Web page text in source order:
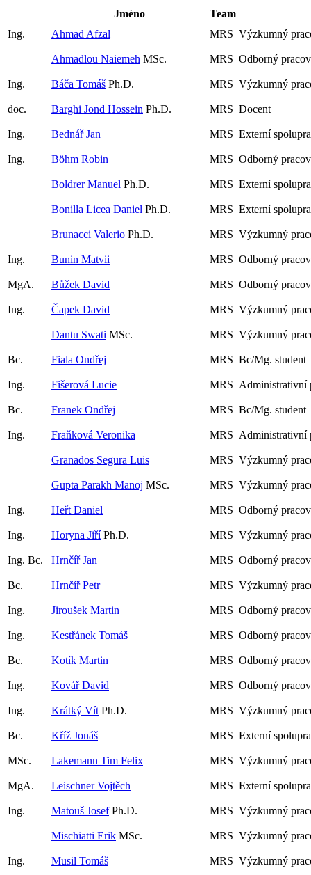
Jméno
Team
Ing.
Ahmad Afzal MRS Výzkumný
Ahmadlou Naiemeh MSc. MRS Odborný
Ing. Báča Tomáš Ph.D. MRS Výzkumný
doc. Barghi Jond Hossein Ph.D. MRS Docent
Ing. Bednář Jan MRS Externí
Ing. Böhm Robin MRS Odborný
Boldrer Manuel Ph.D. MRS Externí
Bonilla Licea Daniel Ph.D. MRS Externí
Brunacci Valerio Ph.D. MRS Výzkumný
Ing. Bunin Matvii MRS Odborný
MgA. Bůžek David MRS Odborný
Ing. Čapek David MRS Výzkumný
Dantu Swati MSc. MRS Výzkumný
Bc. Fiala Ondřej MRS Bc/Mg. student
Ing. Fišerová Lucie MRS Administrativní
Bc. Franek Ondřej MRS Bc/Mg. student
Ing. Fraňková Veronika MRS Administrativní
Granados Segura Luis MRS Výzkumný
Gupta Parakh Manoj MSc. MRS Výzkumný
Ing. Heřt Daniel MRS Odborný
Ing. Horyna JiříPh.D. MRS Výzkumný
Ing. Bc. Hrnčíř Jan MRS Odborný
Bc. Hrnčíř Petr MRS Výzkumný
Ing. Jiroušek Martin MRS Odborný
Ing. Kestřánek Tomáš MRS Odborný
Bc. Kotík Martin MRS Odborný
Ing. Kovář David MRS Odborný
Ing. Krátký Vít Ph.D. MRS Výzkumný
Bc. Kříž Jonáš MRS Externí
MSc. Lakemann Tim Felix MRS Výzkumný
MgA. Leischner Vojtěch MRS Externí
Ing. Matouš JosefPh.D. MRS Výzkumný
Mischiatti Erik MSc. MRS Výzkumný
Ing. Musil Tomáš MRS Výzkumný